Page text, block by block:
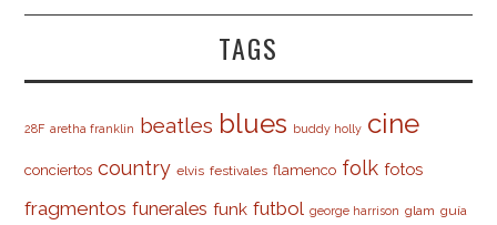
TAGS
28F aretha franklin beatles blues buddy holly cine
conciertos country elvis festivales flamenco folk fotos
fragmentos funerales funk futbol george harrison glam guía